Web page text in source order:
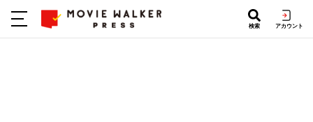
検索 アカウント